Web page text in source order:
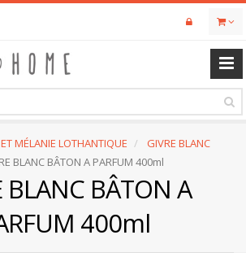
MÉLANIE LOTHANTIQUE
GIVRE BLANC
BLANC BÂTON A PARFUM 400ml
BLANC BÂTON A
400ml